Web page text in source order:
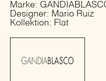
Marke:
Designer: Mario Ruiz
Kollektion: Flat